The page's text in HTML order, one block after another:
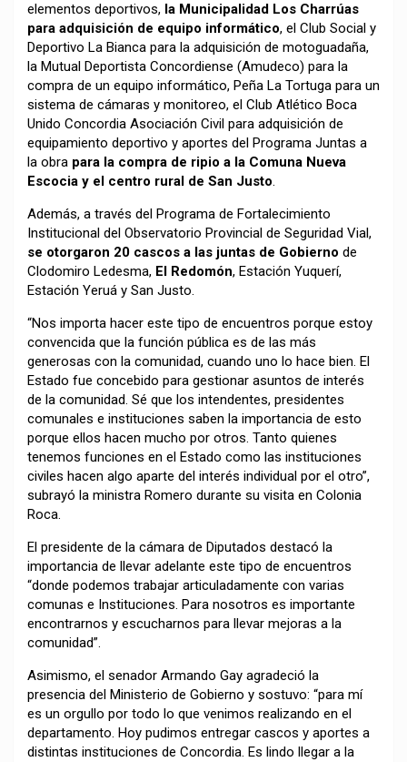
elementos deportivos, la Municipalidad Los Charrúas
para adquisición de equipo informático, el Club Social y
Deportivo La Bianca para la adquisición de motoguadaña,
la Mutual Deportista Concordiense (Amudeco) para la
compra de un equipo informático, Peña La Tortuga para un
sistema de cámaras y monitoreo, el Club Atlético Boca
Unido Concordia Asociación Civil para adquisición de
equipamiento deportivo y aportes del Programa Juntas a
la obra para la compra de ripio a la Comuna Nueva
Escocia y el centro rural de San Justo.
Además, a través del Programa de Fortalecimiento
Institucional del Observatorio Provincial de Seguridad Vial,
se otorgaron 20 cascos a las juntas de Gobierno de
Clodomiro Ledesma, El Redomón, Estación Yuquerí,
Estación Yeruá y San Justo.
“Nos importa hacer este tipo de encuentros porque estoy
convencida que la función pública es de las más
generosas con la comunidad, cuando uno lo hace bien. El
Estado fue concebido para gestionar asuntos de interés
de la comunidad. Sé que los intendentes, presidentes
comunales e instituciones saben la importancia de esto
porque ellos hacen mucho por otros. Tanto quienes
tenemos funciones en el Estado como las instituciones
civiles hacen algo aparte del interés individual por el otro”,
subrayó la ministra Romero durante su visita en Colonia
Roca.
El presidente de la cámara de Diputados destacó la
importancia de llevar adelante este tipo de encuentros
“donde podemos trabajar articuladamente con varias
comunas e Instituciones. Para nosotros es importante
encontrarnos y escucharnos para llevar mejoras a la
comunidad”.
Asimismo, el senador Armando Gay agradeció la
presencia del Ministerio de Gobierno y sostuvo: “para mí
es un orgullo por todo lo que venimos realizando en el
departamento. Hoy pudimos entregar cascos y aportes a
distintas instituciones de Concordia. Es lindo llegar a la